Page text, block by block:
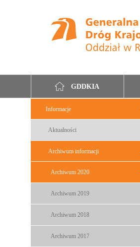
GDDKIA
Informacje
Aktualności
Archiwum informacji
Archiwum 2020
Archiwum 2019
Archiwum 2018
Archiwum 2017